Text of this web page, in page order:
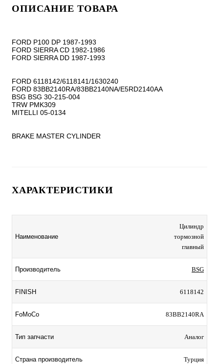
ОПИСАНИЕ ТОВАРА
FORD P100 DP 1987-1993
FORD SIERRA CD 1982-1986
FORD SIERRA DD 1987-1993
FORD 6118142/6118141/1630240
FORD 83BB2140RA/83BB2140NA/E5RD2140AA
BSG BSG 30-215-004
TRW PMK309
MITELLI 05-0134
BRAKE MASTER CYLINDER
ХАРАКТЕРИСТИКИ
Наименование
Цилиндр
тормозной
главный
Производитель BSG
FINISH 6118142
FoMoCo 83BB2140RA
Тип запчасти Аналог
Страна производитель Турция